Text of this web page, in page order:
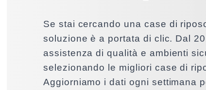
Se stai cercando una case di
soluzione è a portata di clic. Dal
assistenza di qualità e ambienti
selezionando le migliori case di
Aggiorniamo i dati ogni settimana